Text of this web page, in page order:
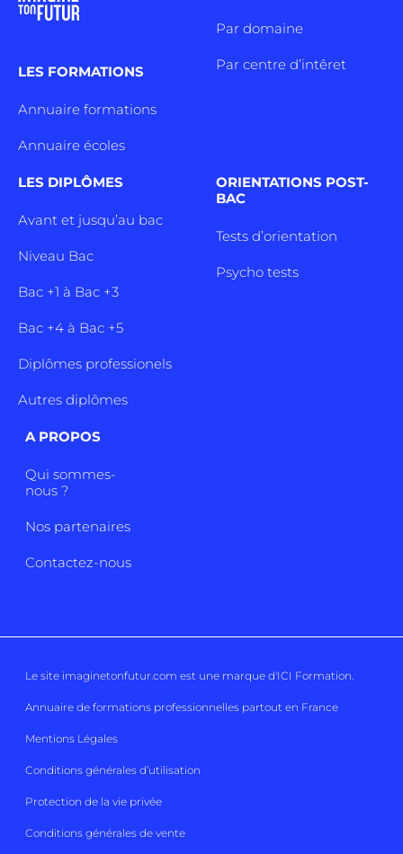
LES FORMATIONS
Annuaire formations
Annuaire écoles
Par domaine
Par centre d’intêret
LES DIPLÔMES
Avant et jusqu’au bac
Niveau Bac
Bac +1 à Bac +3
Bac +4 à Bac +5
Diplômes professionels
Autres diplômes
ORIENTATIONS POST-
BAC
Tests d’orientation
Psycho tests
A PROPOS
Qui sommes-
nous ?
Nos partenaires
Contactez-nous
Le site imaginetonfutur.com est une marque d'ICI Formation.
Annuaire de formations professionnelles partout en France
Mentions Légales
Conditions générales d’utilisation
Protection de la vie privée
Conditions générales de vente